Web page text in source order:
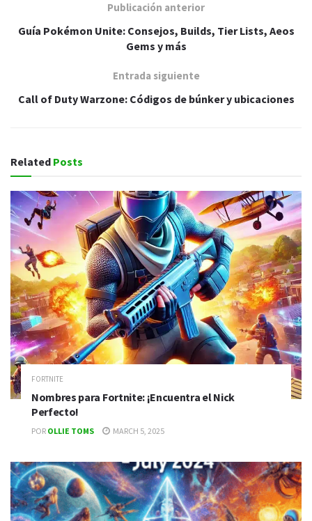
Publicación anterior
Guía Pokémon Unite: Consejos, Builds, Tier Lists, Aeos
Gems y más
Entrada siguiente
Call of Duty Warzone: Códigos de búnker y ubicaciones
Related Posts
FORTNITE
Nombres para Fortnite: ¡Encuentra el Nick
Perfecto!
POR OLLIE TOMS MARCH 5, 2025